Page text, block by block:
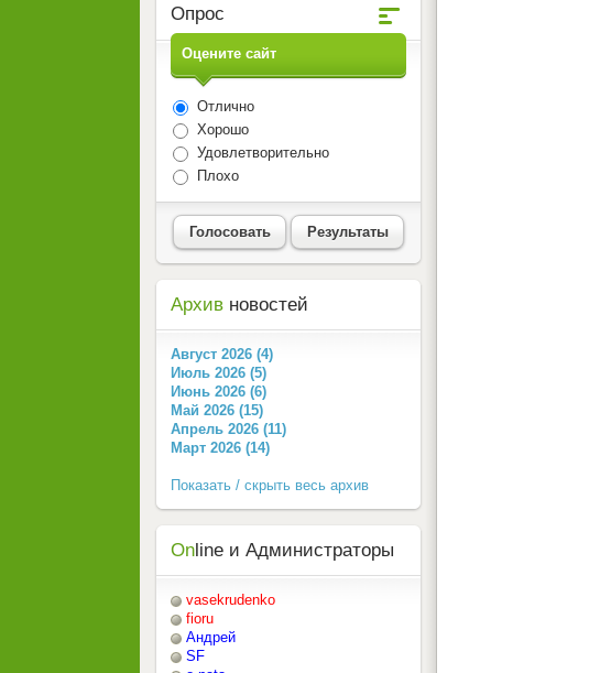
Опрос
Оцените сайт
Отлично
Хорошо
Удовлетворительно
Плохо
Голосовать Результаты
Архив новостей
Август 2026 (4)
Июль 2026 (5)
Июнь 2026 (6)
Май 2026 (15)
Апрель 2026 (11)
Март 2026 (14)
Показать / скрыть весь архив
On line и Администраторы
vasekrudenko
fioru
Андрей
SF